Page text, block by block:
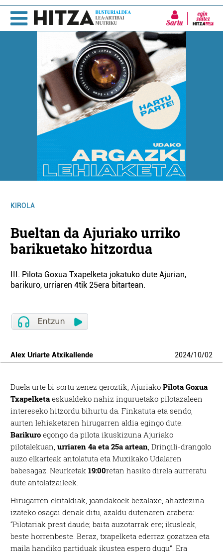
Sartu
KIROLA
Bueltan da Ajuriako urriko
barikuetako hitzordua
III. Pilota Goxua Txapelketa jokatuko dute Ajurian,
barikuro, urriaren 4tik 25era bitartean.
Alex Uriarte Atxikallende 2024/10/02
Duela urte bi sortu zenez geroztik, AjuriakoPilota Goxua
Txapelketa eskualdeko nahiz inguruetako pilotazaleen
intereseko hitzordu bihurtu da. Finkatuta eta sendo,
aurten lehiaketaren hirugarren aldia egingo dute.
Barikuro egongo da pilota ikuskizuna Ajuriako
pilotalekuan,urriaren 4a eta 25a artean, Dringili-drangolo
auzo elkarteak antolatuta eta Muxikako Udalaren
babesagaz. Neurketak 19:00retan hasiko direla aurreratu
dute antolatzaileek.
Hirugarren ekitaldiak, joandakoek bezalaxe, ahaztezina
izateko osagai denak ditu, azaldu dutenaren arabera:
“Pilotariak prest daude; baita auzotarrak ere; ikusleak,
beste horrenbeste. Beraz, txapelketa ederraz gozatzea eta
maila handiko partiduak ikustea espero dugu”. Era